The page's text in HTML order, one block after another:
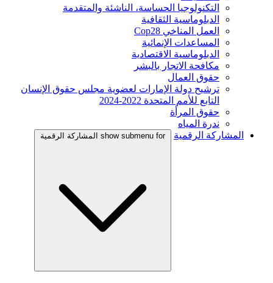
التكنولوجيا الحساسة، الناشئة والمتقدمة
الدبلوماسية الثقافية
العمل المناخي Cop28
المساعدات الإنمائية
الدبلوماسية الاقتصادية
مكافحة الاتجار بالبشر
حقوق العمال
ترشيح دولة الإمارات لعضوية مجلس حقوق الإنسان
التابع للأمم المتحدة 2022-2024
حقوق المرأة
ندرة المياه
المشاركة الرقمية
show submenu for المشاركة الرقمية